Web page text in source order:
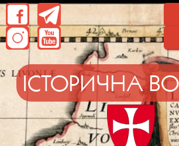
ІСТОРИЧНА